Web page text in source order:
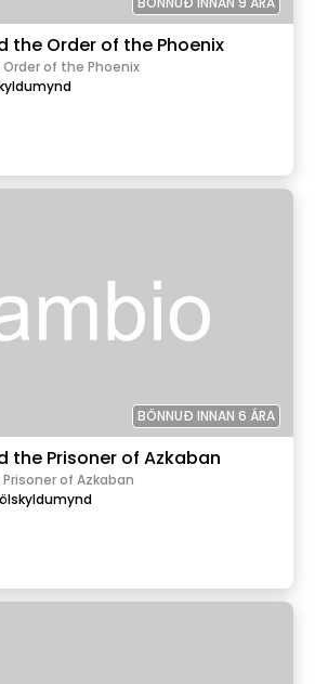
the Order of the Phoenix
of the Phoenix
BÖNNUÐ INNAN 6 ÁRA
the Prisoner of Azkaban
of Azkaban